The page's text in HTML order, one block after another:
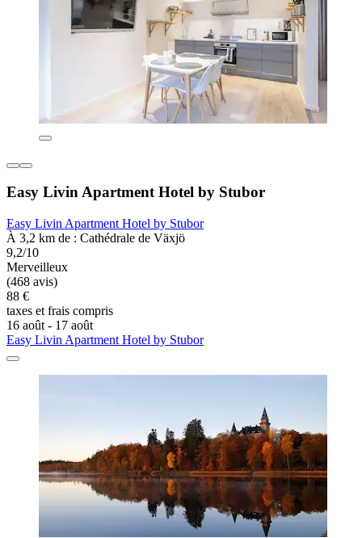
Easy Livin Apartment Hotel by Stubor
Easy Livin Apartment Hotel by Stubor
À 3,2 km de : Cathédrale de Växjö
9,2/10
Merveilleux
(468 avis)
88 €
taxes et frais compris
16 août - 17 août
Easy Livin Apartment Hotel by Stubor